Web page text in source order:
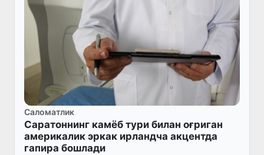
Саломатлик
Саратоннинг камёб тури билан оғриган
америкалик эркак ирландча акцентда
гапира бошлади